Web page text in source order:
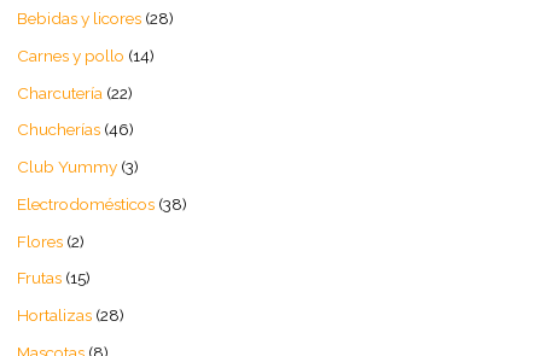
Bebidas y licores 28
Carnes y pollo 14
Charcutería 22
Chucherías 46
Club Yummy 3
Electrodomésticos 38
Flores 2
Frutas 15
Hortalizas 28